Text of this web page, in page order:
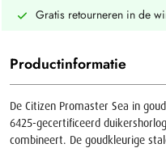
Gratis retourneren in de
Productinformatie
De Citizen Promaster Sea in
6425-gecertificeerd
combineert. De goudkleurige